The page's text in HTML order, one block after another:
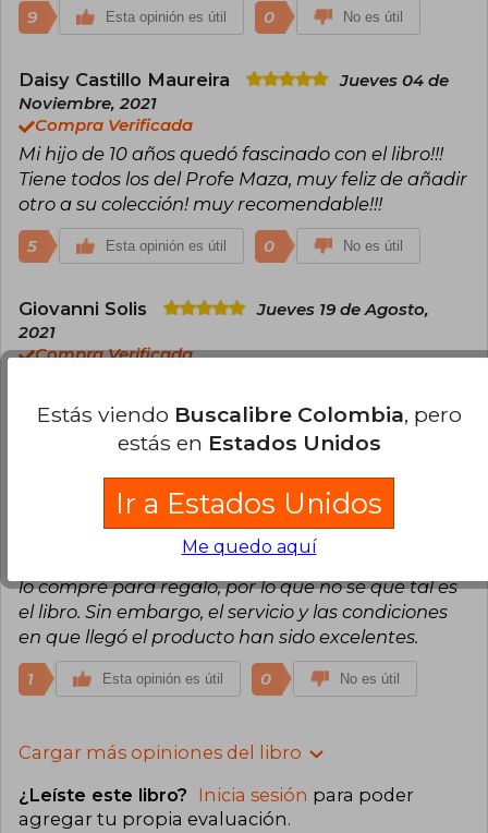
9 Esta opinión es útil 0 No es útil
Daisy Castillo Maureira
Jueves 04 de
Noviembre, 2021
Compra Verificada
Mi hijo de 10 años quedó fascinado con el libro!!!
Tiene todos los del Profe Maza, muy feliz de añadir
otro a su colección! muy recomendable!!!
5 Esta opinión es útil 0 No es útil
Giovanni Solis
Jueves 19 de Agosto,
2021
Compra Verificada
Luego de la comora llego en 3 dias
Esta opinión es útil 0 No es útil
Jimmy Esteban Báez Carrasco
Domingo 27 de Febrero, 2022
Compra Verificada
lo compré para regalo, por lo que no sé qué tal es
el libro. Sin embargo, el servicio y las condiciones
en que llegó el producto han sido excelentes.
1 Esta opinión es útil 0 No es útil
Cargar más opiniones del libro
¿Leíste este libro? Inicia sesión para poder
agregar tu propia evaluación.
Estás viendo Buscalibre Colombia, pero
estás en Estados Unidos
Ir a Estados Unidos
Me quedo aquí